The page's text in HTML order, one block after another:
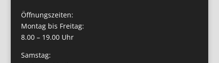
Öffnungszeiten:
Montag bis Freitag:
8.00 – 19.00 Uhr
Samstag: